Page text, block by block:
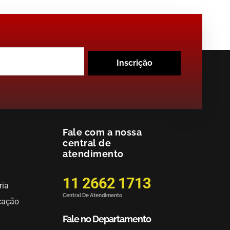
Inscrição
Fale com a nossa
central de
atendimento
11 2662 1713
Central De Atendimento
Fale no Departamento